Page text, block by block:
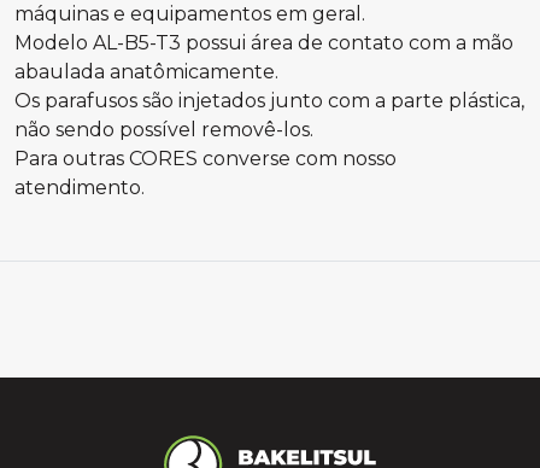
máquinas e equipamentos em geral.
Modelo AL-B5-T3 possui área de contato com a mão
abaulada anatômicamente.
Os parafusos são injetados junto com a parte plástica,
não sendo possível removê-los.
Para outras CORES converse com nosso
atendimento.